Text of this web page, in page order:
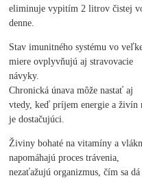
eliminuje vypitím 2 litrov čistej
denne.
Stav imunitného systému vo
miere ovplyvňujú aj stravovacie
návyky.
Chronická únava môže nastať aj
vtedy, keď príjem energie a živín
je dostačujúci.
Živiny bohaté na vitamíny a
napomáhajú proces trávenia,
nezaťažujú organizmus, čím sa dá